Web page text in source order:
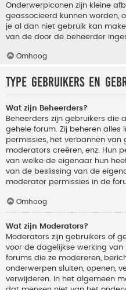
Onderwerpiconen zijn kleine
geassocieerd kunnen worden,
je al dan niet gebruik kan
van de door de beheerder
Omhoog
Type gebruikers en
Wat zijn Beheerders?
Beheerders zijn gebruikers die
gehele forum. Zij beheren alles
permissies, het verbannen van
moderators creëren, enz. Hun
van welke de eigenaar hun
van de beslissing van de
moderator permissies in de
Omhoog
Wat zijn Moderators?
Moderators zijn gebruikers of
voor de dagelijkse werking van
forums die ze modereren,
onderwerpen sluiten, openen,
verwijderen. In het algemeen